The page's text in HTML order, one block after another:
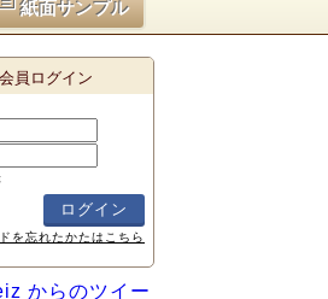
紙面サンプル
会員ログイン
を忘れたかたはこちら
からのツイー